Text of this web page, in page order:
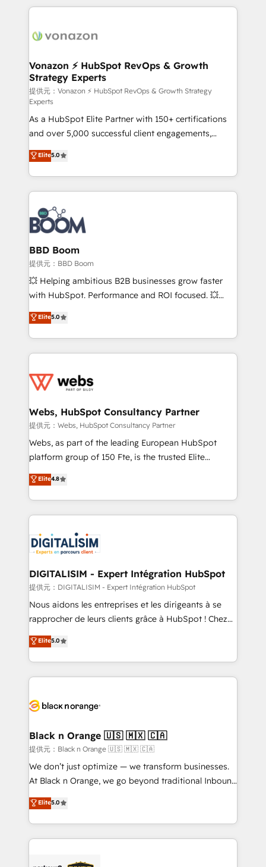
l'international, nous travaillons avec des ETI
delà d’une simple transformation digitale et des
➤ L’intégration de CRM et de méthodologie RevOps
pour aligner les équipes marketing, commerciales et
support client (data migration, synchronisation API,
audit et maintenance) ➤ La création de sites internet
de conversion qui transforment les visiteurs en
opportunités d'affaires ➤ La mise en place de
stratégies d'acquisition marketing (SEO, SEA,
inbound, automatisation marketing, ABM, IA,
emailing) Informations clés : - 10 ans d'expérience -
100+ intégrations CRM HubSpot réussies - 40
experts conseil - 150 certifications HubSpot
cumulées
Vonazon ⚡ HubSpot RevOps & Growth
Strategy Experts
提供元：Vonazon ⚡ HubSpot RevOps & Growth Strategy
Experts
As a HubSpot Elite Partner with 150+ certifications
and over 5,000 successful client engagements,
Vonazon turns marketing complexity into
measurable, scalable growth. From onboarding to
enterprise-grade campaigns, our in-house team
builds scalable strategies that drive long-term
revenue. ⚙️ HubSpot Integration & Optimization •
Seamless CRM, CMS, and automation setup •
Complex platform migrations and data cleanups •
Custom APIs and third-party integrations 📈 End-to-
End Revenue Acceleration • Lifecycle marketing and
pipeline growth programs • Sales enablement tools
and CRM optimization • Retention strategies with
Execution • 750+ onboardings and 2,000+
implementations • Deep expertise across marketing,
Elite5.0
BBD Boom
提供元：BBD Boom
💥 Helping ambitious B2B businesses grow faster
with HubSpot. Performance and ROI focused. 💥
BBD Boom is the HubSpot partner that can help you
to HubSpot Better. We work with your teams to
solve all your HubSpot challenges and improve user
adoption, sales process and marketing results.
the first time 🔧 Designing and optimising your
and build using HubSpot 🔌 Integrating HubSpot
with other systems 🎓 Training your teams to be
HubSpot pros 📊 Lead generation services using
HubSpot Why us? - SIX HubSpot Accreditations -
CRM, Solutions Architecture, Onboarding , Data
Migration, Custom Integration & Platform
team of 25+ experts Contact us today to help you
get more from your investment in HubSpot.
Elite5.0
Webs, HubSpot Consultancy Partner
提供元：Webs, HubSpot Consultancy Partner
Webs, as part of the leading European HubSpot
platform group of 150 Fte, is the trusted Elite
HubSpot CRM Partner offering you a roadmap on
maximizing EBITDA and achieving Commercial
Excellence. With our targeted processes, we
strengthen your digital transformation and minimize
Implementation partner, we provide expertise to
drive your business forward. Since 2015 we are fully
dedicated to HubSpot and with an experienced
team (50+), we work with reputable companies in
B2B sectors such as manufacturing, SaaS and
business services. We prepare a customized
impact of your digital transformation, including a
detailed financial rationale with a focus on ROI and
embark on a transformational journey that sets your
business up for long-term success. Unlock your
business. If not now, when?
Elite4.8
DIGITALISIM - Expert Intégration HubSpot
提供元：DIGITALISIM - Expert Intégration HubSpot
Nous aidons les entreprises et les dirigeants à se
rapprocher de leurs clients grâce à HubSpot ! Chez
DIGITALISIM, nous avons l'intime conviction que la
réussite des entreprises passe par l’innovation web,
le marketing digital, et la relation client ! C'est
pourquoi, nos experts sont à la fois capables de
référencement, votre stratégie digitale et le pilotage
projet HubSpot avec DIGITALISIM : 🧽 Nettoyage,
migration et intégration des bases de données. 🚀
Développement des interfaces avec vos logiciels
métiers ⚙️ Configuration de la plateforme HubSpot
Book Process & Guidelines utilisateurs 🎓
Formations des utilisateurs
Elite5.0
Black n Orange 🇺🇸 🇲🇽 🇨🇦
提供元：Black n Orange 🇺🇸 🇲🇽 🇨🇦
We don’t just optimize — we transform businesses.
At Black n Orange, we go beyond traditional Inbound
Marketing with our exclusive methodologies:
BOOMS and BOOST. Together, they form a powerful
combination that has driven success for over 800
businesses worldwide. As Elite HubSpot Partners, we
Elite5.0